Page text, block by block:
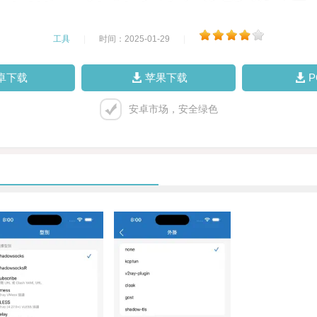
工具 时间：2025-01-29
下载 苹果下载
安卓市场，安全绿色